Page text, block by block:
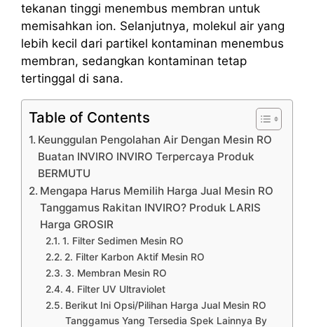
tekanan tinggi menembus membran untuk
memisahkan ion. Selanjutnya, molekul air yang
lebih kecil dari partikel kontaminan menembus
membran, sedangkan kontaminan tetap
tertinggal di sana.
Table of Contents
Keunggulan Pengolahan Air Dengan Mesin RO
Buatan INVIRO INVIRO Terpercaya Produk
BERMUTU
Mengapa Harus Memilih Harga Jual Mesin RO
Tanggamus Rakitan INVIRO? Produk LARIS
Harga GROSIR
1. Filter Sedimen Mesin RO
2. Filter Karbon Aktif Mesin RO
3. Membran Mesin RO
4. Filter UV Ultraviolet
Berikut Ini Opsi/Pilihan Harga Jual Mesin RO
Tanggamus Yang Tersedia Spek Lainnya By